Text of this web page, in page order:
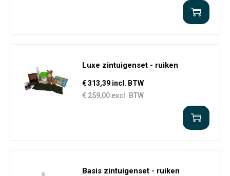
Luxe zintuigenset - ruiken
€ 313,39 incl. BTW
€ 259,00 excl. BTW
Basis zintuigenset - ruiken